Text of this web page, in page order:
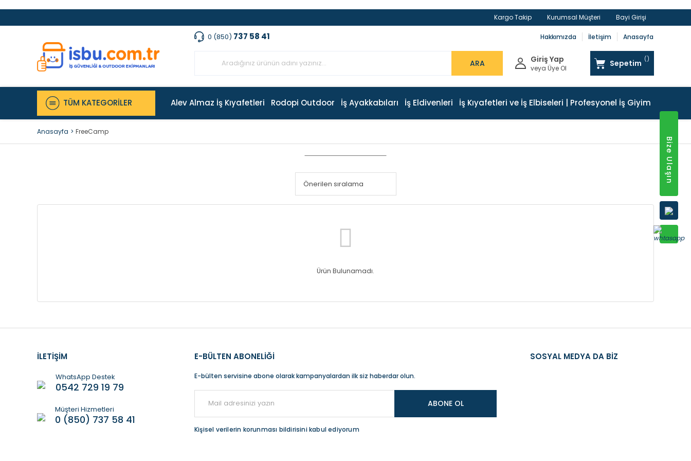
Kargo Takip Kurumsal Müşteri Bayi Girişi
0 (850) 737 58 41 Hakkımızda İletişim Anasayfa
ARA Giriş Yap
veya Üye Ol Sepetim
TÜM KATEGORİLER Alev Almaz İş Kıyafetleri Rodopi Outdoor İş Ayakkabıları İş Eldivenleri İş Kıyafetleri ve İş Elbiseleri | Profesyonel İş Giyim
Anasayfa FreeCamp
Ürün Bulunamadı.
İLETİŞİM
WhatsApp Destek
0542 729 19 79
Müşteri Hizmetleri
0 (850) 737 58 41
E-BÜLTEN ABONELİĞİ
E-bülten servisine abone olarak kampanyalardan ilk siz haberdar olun.
ABONE OL
Kişisel verilerin korunması bildirisini kabul ediyorum
SOSYAL MEDYA DA BİZ
Bize Ulaşın